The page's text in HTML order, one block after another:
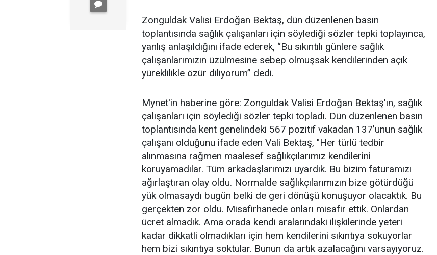
Zonguldak Valisi Erdoğan Bektaş, dün düzenlenen basın
toplantısında sağlık çalışanları için söylediği sözler tepki toplayınca,
yanlış anlaşıldığını ifade ederek, “Bu sıkıntılı günlere sağlık
çalışanlarımızın üzülmesine sebep olmuşsak kendilerinden açık
yüreklilikle özür diliyorum” dedi.
Mynet'in haberine göre: Zonguldak Valisi Erdoğan Bektaş'ın, sağlık
çalışanları için söylediği sözler tepki topladı. Dün düzenlenen basın
toplantısında kent genelindeki 567 pozitif vakadan 137’unun sağlık
çalışanı olduğunu ifade eden Vali Bektaş, "Her türlü tedbir
alınmasına rağmen maalesef sağlıkçılarımız kendilerini
koruyamadılar. Tüm arkadaşlarımızı uyardık. Bu bizim faturamızı
ağırlaştıran olay oldu. Normalde sağlıkçılarımızın bize götürdüğü
yük olmasaydı bugün belki de geri dönüşü konuşuyor olacaktık. Bu
gerçekten zor oldu. Misafirhanede onları misafir ettik. Onlardan
ücret almadık. Ama orada kendi aralarındaki ilişkilerinde yeteri
kadar dikkatli olmadıkları için hem kendilerini sıkıntıya sokuyorlar
hem bizi sıkıntıya soktular. Bunun da artık azalacağını varsayıyoruz.